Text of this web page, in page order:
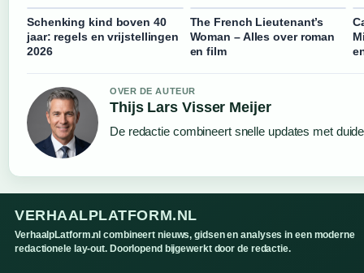
Schenking kind boven 40
jaar: regels en vrijstellingen
2026
The French Lieutenant’s
Woman – Alles over roman
en film
OVER DE AUTEUR
Thijs Lars Visser Meijer
De redactie combineert snelle updates met
VERHAALPLATFORM.NL
VerhaalpLatform.nl combineert nieuws, gidsen en analyses in een moderne
redactionele lay-out. Doorlopend bijgewerkt door de redactie.